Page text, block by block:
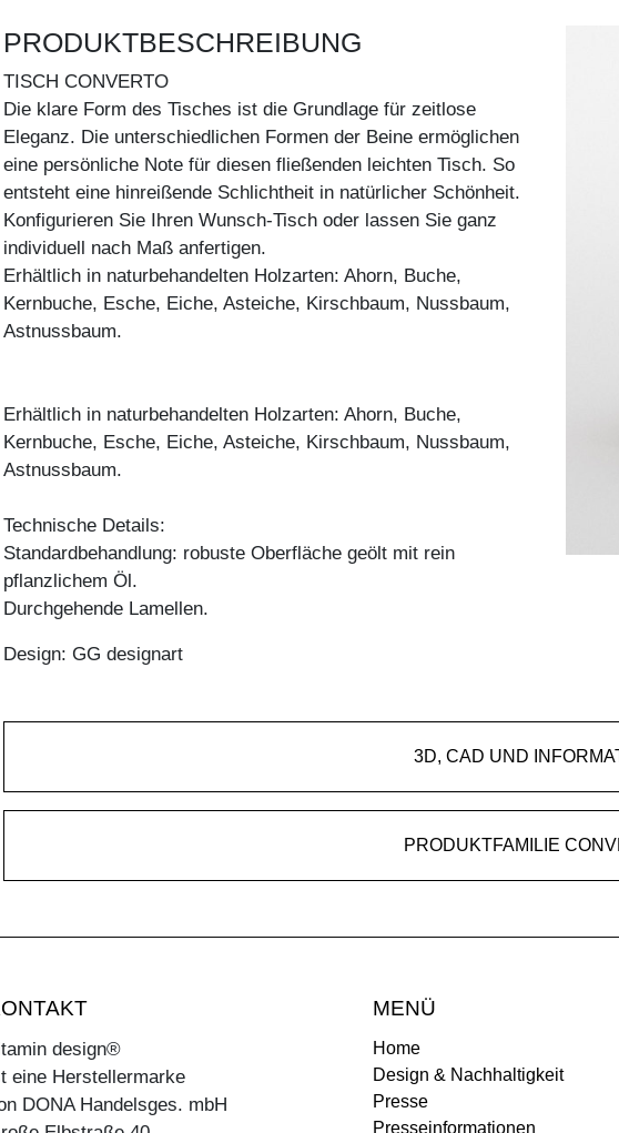
PRODUKTBESCHREIBUNG
TISCH CONVERTO
Die klare Form des Tisches ist die Grundlage für zeitlose
Eleganz. Die unterschiedlichen Formen der Beine ermöglichen
eine persönliche Note für diesen fließenden leichten Tisch. So
entsteht eine hinreißende Schlichtheit in natürlicher Schönheit.
Konfigurieren Sie Ihren Wunsch-Tisch oder lassen Sie ganz
individuell nach Maß anfertigen.
Erhältlich in naturbehandelten Holzarten: Ahorn, Buche,
Kernbuche, Esche, Eiche, Asteiche, Kirschbaum, Nussbaum,
Astnussbaum.
Erhältlich in naturbehandelten Holzarten: Ahorn, Buche,
Kernbuche, Esche, Eiche, Asteiche, Kirschbaum, Nussbaum,
Astnussbaum.
Technische Details:
Standardbehandlung: robuste Oberfläche geölt mit rein
pflanzlichem Öl.
Durchgehende Lamellen.
Design: GG designart
3D, CAD UND
PRODUKTFAMILIE
design®
eine Herstellermarke
DONA Handelsges. mbH
MENÜ
Home
Design & Nachhaltigkeit
Presse
Presseinformationen